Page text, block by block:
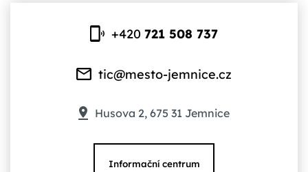
+420721 508 737
tic@mesto-jemnice.cz
Husova 2, 675 31 Jemnice
Informační centrum